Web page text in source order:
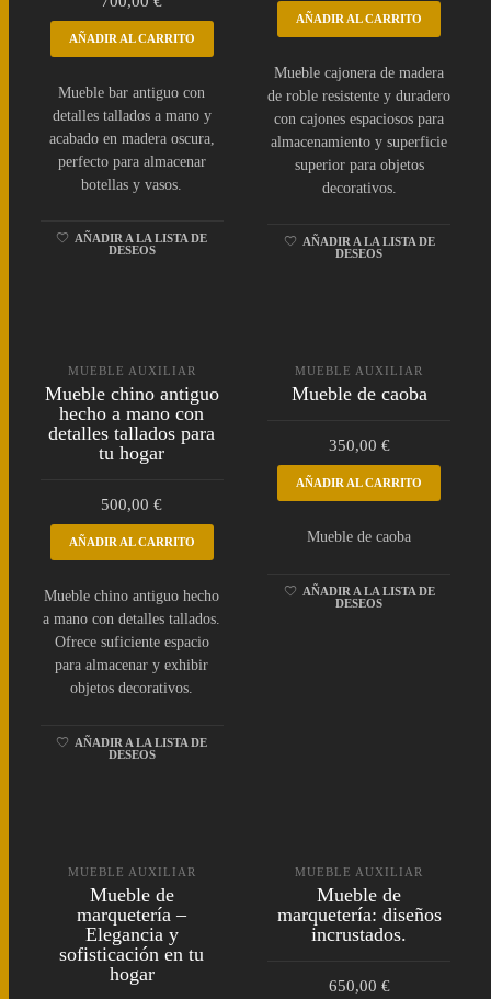
AÑADIR AL CARRITO
Mueble bar antiguo con
detalles tallados a mano y
acabado en madera oscura,
perfecto para almacenar
botellas y vasos.
AÑADIR A LA LISTA DE
DESEOS
AÑADIR AL CARRITO
Mueble cajonera de madera
de roble resistente y duradero
con cajones espaciosos para
almacenamiento y superficie
superior para objetos
decorativos.
AÑADIR A LA LISTA DE
DESEOS
MUEBLE AUXILIAR
Mueble chino antiguo
hecho a mano con
detalles tallados para
tu hogar
500,00€
AÑADIR AL CARRITO
Mueble chino antiguo hecho
a mano con detalles tallados.
Ofrece suficiente espacio
para almacenar y exhibir
objetos decorativos.
AÑADIR A LA LISTA DE
DESEOS
MUEBLE AUXILIAR
Mueble de caoba
350,00 €
AÑADIR AL CARRITO
Mueble de caoba
AÑADIR A LA LISTA DE
DESEOS
MUEBLE AUXILIAR
Mueble de
marquetería –
Elegancia y
sofisticación en tu
hogar
MUEBLE AUXILIAR
Mueble de
marquetería: diseños
incrustados.
650,00 €